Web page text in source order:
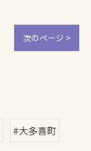
次のページ >
#大多喜町